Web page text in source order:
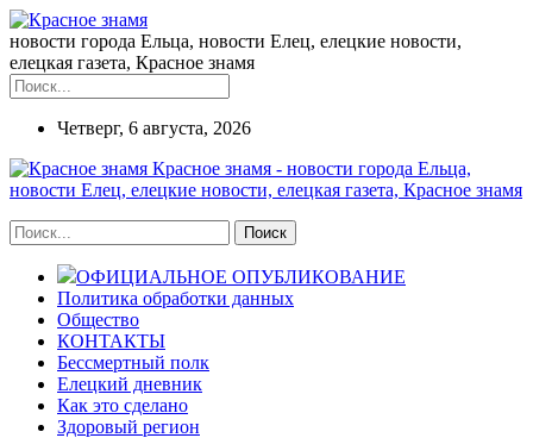
новости города Ельца, новости Елец, елецкие новости,
елецкая газета, Красное знамя
Четверг, 6 августа, 2026
Красное знамя - новости города Ельца,
новости Елец, елецкие новости, елецкая газета, Красное знамя
ОФИЦИАЛЬНОЕ ОПУБЛИКОВАНИЕ
Политика обработки данных
Общество
КОНТАКТЫ
Бессмертный полк
Елецкий дневник
Как это сделано
Здоровый регион